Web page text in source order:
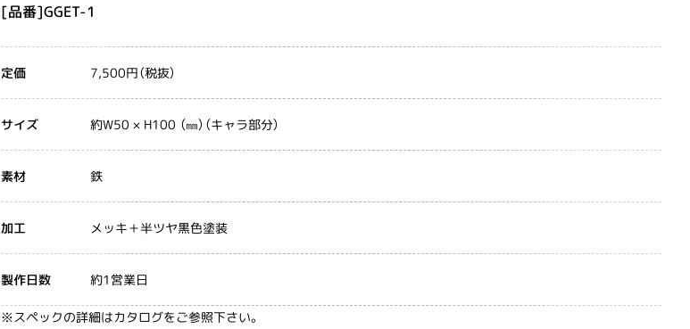
[品番]GGET-1
定価 7,500円（税抜）
サイズ 約W50 × H100 （㎜）（キャラ部分）
素材 鉄
加工 メッキ＋半ツヤ黒色塗装
製作日数 約1営業日
※スペックの詳細はカタログをご参照下さい。